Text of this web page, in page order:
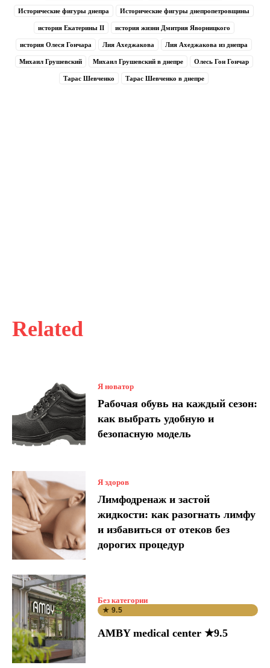
Related
Я новатор
Рабочая обувь на каждый сезон:
как выбрать удобную и
безопасную модель
Я здоров
Лимфодренаж и застой
жидкости: как разогнать лимфу
и избавиться от отеков без
дорогих процедур
Без категории
★ 9.5
AMBY medical center ★9.5
Исторические фигуры днепра Исторические фигуры днепропетровщины
история Екатерины II история жизни Дмитрия Яворницкого
история Олеся Гончара Лия Ахеджакова Лия Ахеджакова из днепра
Михаил Грушевский Михаил Грушевский в днепре Олесь Гон Гончар
Тарас Шевченко Тарас Шевченко в днепре